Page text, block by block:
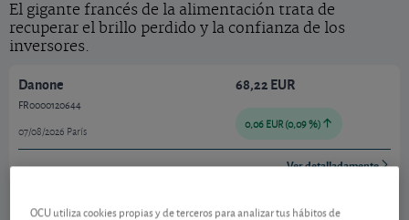
El gigante francés de la alimentación trata de
recuperar el brillo perdido y la confianza de los
inversores.
Danone
FR0000120644
07/08/2026 París
68,22 EUR
0,06 EUR (0,09 %)
Ver detalladamente
OCU utiliza cookies propias y de terceros para analizar tus hábitos de